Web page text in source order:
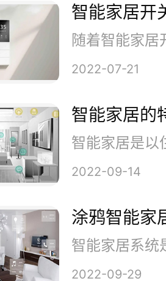
已经为自己的空
还拥有图像
景。这项空间技
远程控制方式。
能通过近场视觉
觉能减少误报率
动时，才会触发
智能家居开
2022-07-21
智能家居的
2022-09-14
涂鸦智能家
2022-09-29